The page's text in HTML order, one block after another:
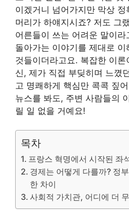
이겠거니 넘어가지만 막상
머리가 하얘지시죠? 저도 그
어른들이 쓰는 어려운 말이
돌아가는 이야기를 제대로
것들이더라고요. 복잡한 이
신, 제가 직접 부딪히며 느꼈
고 명쾌하게 핵심만 콕콕 짚
뉴스를 봐도, 주변 사람들의
릴 일 없을 거예요!
목차
프랑스 혁명에서 시작된 좌
경제는 어떻게 다를까? 정
한 차이
사회적 가치관, 어디에 더